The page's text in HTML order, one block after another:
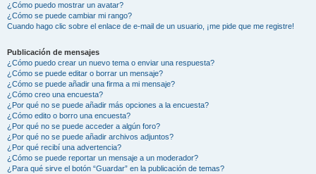
¿Cómo puedo mostrar un avatar?
¿Cómo se puede cambiar mi rango?
Cuando hago clic sobre el enlace de e-mail de un usuario, ¡me pide que me registre!
Publicación de mensajes
¿Cómo puedo crear un nuevo tema o enviar una respuesta?
¿Cómo se puede editar o borrar un mensaje?
¿Cómo se puede añadir una firma a mi mensaje?
¿Cómo creo una encuesta?
¿Por qué no se puede añadir más opciones a la encuesta?
¿Cómo edito o borro una encuesta?
¿Por qué no se puede acceder a algún foro?
¿Por qué no se puede añadir archivos adjuntos?
¿Por qué recibí una advertencia?
¿Cómo se puede reportar un mensaje a un moderador?
¿Para qué sirve el botón “Guardar” en la publicación de temas?